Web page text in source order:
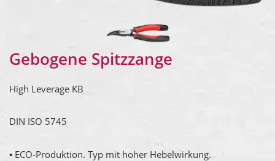
Gebogene Spitzzange
High Leverage KB
DIN ISO 5745
▪ ECO-Produktion. Typ mit hoher Hebelwirkung.